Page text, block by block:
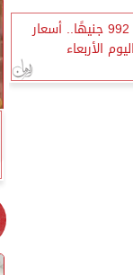
عيار 21 يسجل 992 جنيهًا.. أسعار
الأربعاء